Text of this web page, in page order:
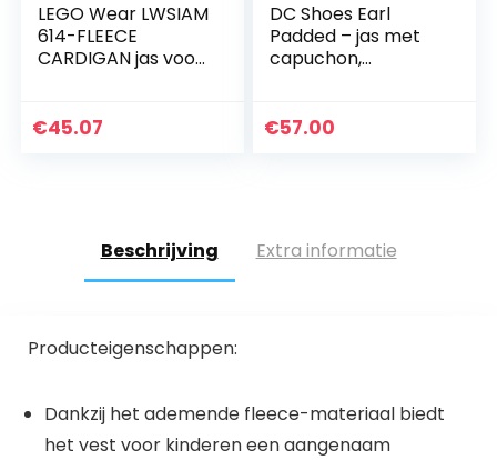
LEGO Wear LWSIAM
614-FLEECE
CARDIGAN jas voor
€45.07
DC Shoes Earl
Padded – jas met
capuchon,
jongens
€57.00
Beschrijving Extra informatie
Producteigenschappen:
Dankzij het ademende fleece-materiaal biedt
het vest voor kinderen een aangenaam